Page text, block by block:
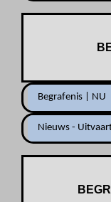
Begrafenis | NU
Nieuws -